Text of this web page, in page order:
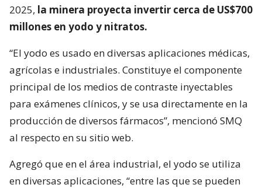
2025, la minera proyecta invertir cerca de US$700
millones en yodo y nitratos.
“El yodo es usado en diversas aplicaciones médicas,
agrícolas e industriales. Constituye el componente
principal de los medios de contraste inyectables
para exámenes clínicos, y se usa directamente en la
producción de diversos fármacos”, mencionó SMQ
al respecto en su sitio web.
Agregó que en el área industrial, el yodo se utiliza
en diversas aplicaciones, “entre las que se pueden